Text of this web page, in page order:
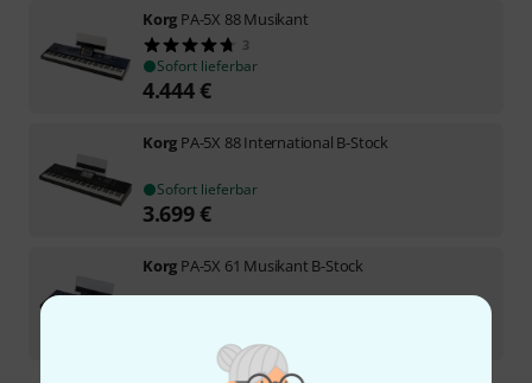
Korg PA-5X 88 Musikant
3
Sofort lieferbar
4.444€
Korg PA-5X 88 International B-Stock
Sofort lieferbar
3.699€
Korg PA-5X 61 Musikant B-Stock